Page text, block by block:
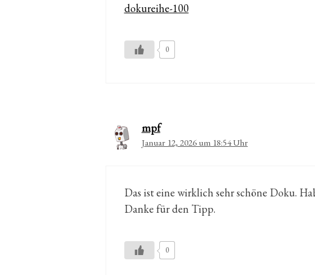
dokureihe-100
0
mpf
Januar 12, 2026 um 18:54 Uhr
Das ist eine wirklich sehr schöne Doku.
Danke für den Tipp.
0